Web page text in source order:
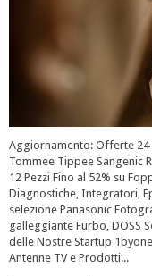
Aggiornamento: Offerte 24
Tommee Tippee Sangenic
12 Pezzi Fino al 52% su
Diagnostiche, Integratori,
selezione Panasonic
galleggiante Furbo, DOSS
delle Nostre Startup
Antenne TV e Prodotti...